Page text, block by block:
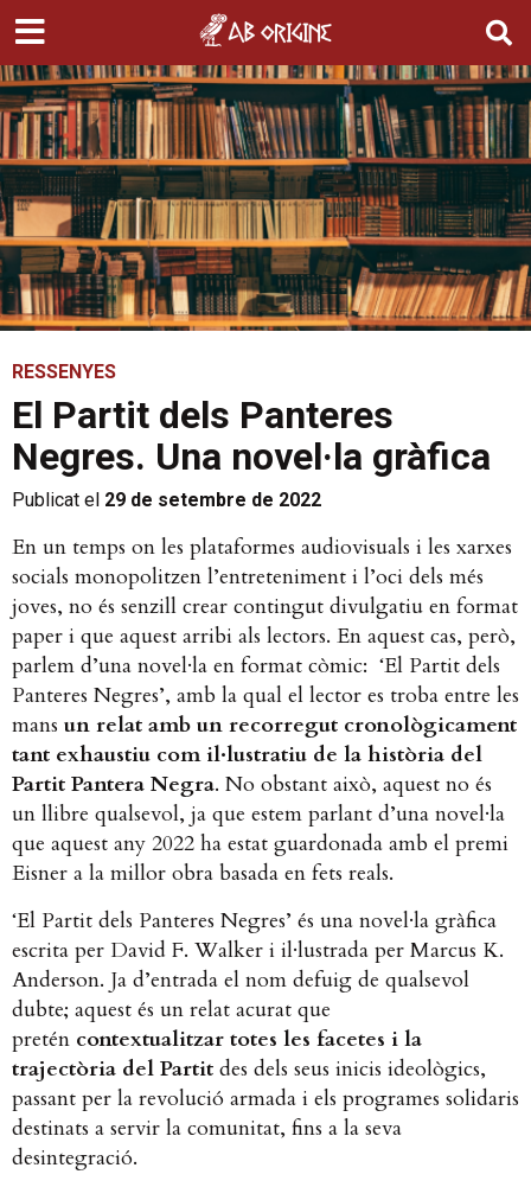
RESSENYES
El Partit dels Panteres
Negres. Una novel·la gràfica
Publicat el 29 de setembre de 2022
En un temps on les plataformes audiovisuals i les xarxes
socials monopolitzen l’entreteniment i l’oci dels més
joves, no és senzill crear contingut divulgatiu en format
paper i que aquest arribi als lectors. En aquest cas, però,
parlem d’una novel·la en format còmic: ‘El Partit dels
Panteres Negres’, amb la qual el lector es troba entre les
mans un relat amb un recorregut cronològicament
tant exhaustiu com il·lustratiu de la història del
Partit Pantera Negra. No obstant això, aquest no és
un llibre qualsevol, ja que estem parlant d’una novel·la
que aquest any 2022 ha estat guardonada amb el premi
Eisner a la millor obra basada en fets reals.
‘El Partit dels Panteres Negres’ és una novel·la gràfica
escrita per David F. Walker i il·lustrada per Marcus K.
Anderson. Ja d’entrada el nom defuig de qualsevol
dubte; aquest és un relat acurat que
pretén contextualitzar totes les facetes i la
trajectòria del Partit des dels seus inicis ideològics,
passant per la revolució armada i els programes solidaris
destinats a servir la comunitat, fins a la seva
desintegració.